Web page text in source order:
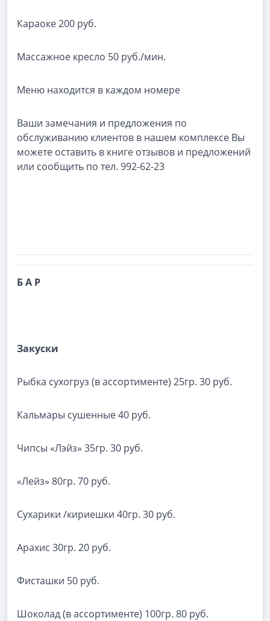
Караоке 200 руб.
Массажное кресло 50 руб./мин.
Меню находится в каждом номере
Ваши замечания и предложения по
обслуживанию клиентов в нашем комплексе Вы
можете оставить в книге отзывов и предложений
или сообщить по тел. 992-62-23
Б А Р
Закуски
Рыбка сухогруз (в ассортименте) 25гр. 30 руб.
Кальмары сушенные 40 руб.
Чипсы «Лэйз» 35гр. 30 руб.
«Лейз» 80гр. 70 руб.
Сухарики /кириешки 40гр. 30 руб.
Арахис 30гр. 20 руб.
Фисташки 50 руб.
Шоколад (в ассортименте) 100гр. 80 руб.